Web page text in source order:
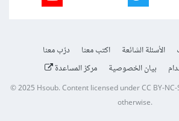
الأسئلة الشائعة اكتب معنا
درّب معنا
بيان الخصوصية مركز المساعدة
© 2025Hsoub.Content licensed underCC BY-
otherwise.